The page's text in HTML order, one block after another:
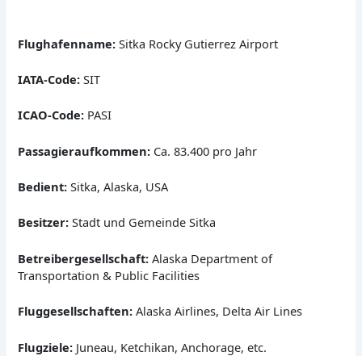
Flughafenname: Sitka Rocky Gutierrez Airport
IATA-Code: SIT
ICAO-Code: PASI
Passagieraufkommen: Ca. 83.400 pro Jahr
Bedient: Sitka, Alaska, USA
Besitzer: Stadt und Gemeinde Sitka
Betreibergesellschaft: Alaska Department of
Transportation & Public Facilities
Fluggesellschaften: Alaska Airlines, Delta Air Lines
Flugziele: Juneau, Ketchikan, Anchorage, etc.